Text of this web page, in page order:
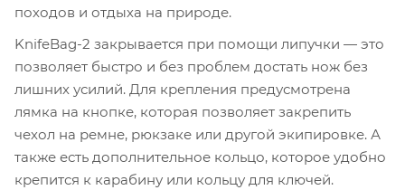
походов и отдыха на природе.
KnifeBag-2 закрывается при помощи липучки — это
позволяет быстро и без проблем достать нож без
лишних усилий. Для крепления предусмотрена
лямка на кнопке, которая позволяет закрепить
чехол на ремне, рюкзаке или другой экипировке. А
также есть дополнительное кольцо, которое удобно
крепится к карабину или кольцу для ключей.